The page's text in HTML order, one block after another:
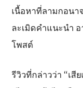
เนื้อหาที่ลามกอนา
ละเมิดคำแนะนำ
โพสต์
รีวิวที่กล่าวว่า “เสี